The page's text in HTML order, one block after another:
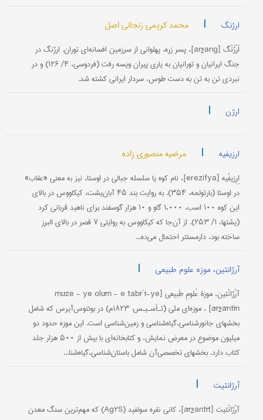
ارژنگ | محمد کریمی زنجانی اصل
اَرْژَنْگ [aržang]، پسر زره، پهلوانی از سرزمین افسانه‌ای توران. ارژنگ در
جنگ ایرانیان و تورانیان به یاری پیران ویسه رفت (فردوسی، ۴/ ۱۲۶) و در
نبردی تن به تن به دست طوس، سردار ایرانی کشته شد.
ارژن |
ارزیفیه | مرضیه منصوری زاده
اِرِزیفْیه [erezifya]، نام کوه یا سلسله جبالی در اوستا، نیز به معنی «عقاب»
در اوستا (بارتولمه، ۳۵۴). به روایت بند ۴۵ آبان‌یشت، کیکاووس در بالای
این کوه ۱۰۰ اسب، ۱،۰۰۰ گاو و ۱۰ هزار گوسفند برای ناهید قربانی کرد
(یشتها، ۱/ ۲۵۳). از آن‌جا که کیکاووس به روایتی ۷ قصر در بالای البرز
ساخته بود، دارمستتر احتمال می‌ده...
آرژانتین، موزه علوم طبیعی |
آرْژانْتین، ‌موزۀ عُلومِ طَبیعی [mūze - ye olūm - e tabīʾī-ye
āržāntīn] ، موزه‌ای ملی (تـأسـیـس: ۱۸۲۳م) در بوئنوس‌آیرس که شامل
بخشهای جانورشناسی،گیاه‌شناسی و زمین‌شناسی است. این موزه حدود دو
میلیون موضوع در معرض نمایش، و کتابخانه‌ای با بیش از ۵۰۰ هزار جلد
کتاب دارد. بخشهای تخصصی‌آن شامل باستان‌شناسی،‌گیاه‌شنا...
آرژانتیت |
آرْژانْتیت [āržantīt]، کانی نقره سولفید (Ag۲S) که مهم‌ترین سنگ معدن